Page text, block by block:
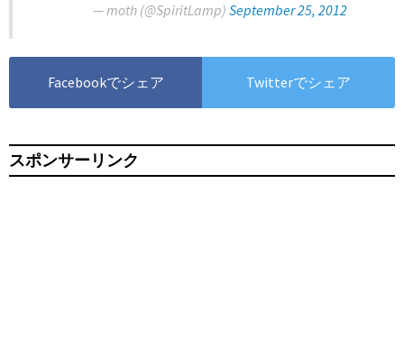
— moth (@SpiritLamp) September 25, 2012
Facebookでシェア Twitterでシェア
スポンサーリンク